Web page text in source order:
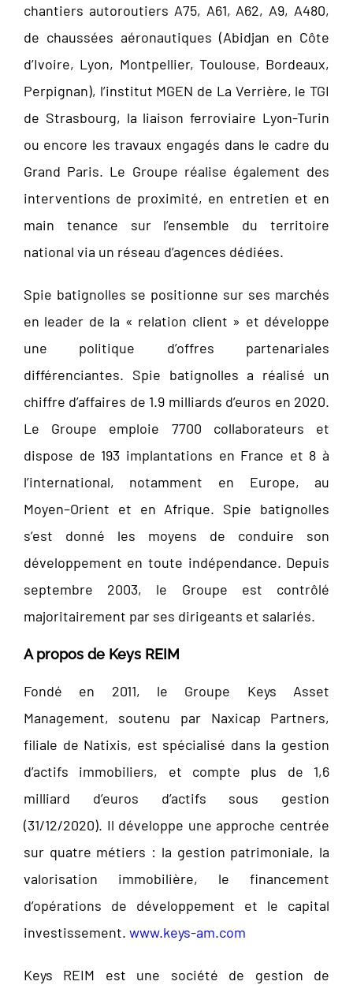
chantiers autoroutiers A75, A61, A62, A9, A480,
de chaussées aéronautiques (Abidjan en Côte
d’Ivoire, Lyon, Montpellier, Toulouse, Bordeaux,
Perpignan), l’institut MGEN de La Verrière, le TGI
de Strasbourg, la liaison ferroviaire Lyon-Turin
ou encore les travaux engagés dans le cadre du
Grand Paris. Le Groupe réalise également des
interventions de proximité, en entretien et en
main tenance sur l’ensemble du territoire
national via un réseau d’agences dédiées.
Spie batignolles se positionne sur ses marchés
en leader de la « relation client » et développe
une politique d’offres partenariales
différenciantes. Spie batignolles a réalisé un
chiffre d’affaires de 1.9 milliards d’euros en 2020.
Le Groupe emploie 7700 collaborateurs et
dispose de 193 implantations en France et 8 à
l’international, notamment en Europe, au
Moyen–Orient et en Afrique. Spie batignolles
s’est donné les moyens de conduire son
développement en toute indépendance. Depuis
septembre 2003, le Groupe est contrôlé
majoritairement par ses dirigeants et salariés.
A propos de Keys REIM
Fondé en 2011, le Groupe Keys Asset
Management, soutenu par Naxicap Partners,
filiale de Natixis, est spécialisé dans la gestion
d’actifs immobiliers, et compte plus de 1,6
milliard d’euros d’actifs sous gestion
(31/12/2020). Il développe une approche centrée
sur quatre métiers : la gestion patrimoniale, la
valorisation immobilière, le financement
d’opérations de développement et le capital
investissement. www.keys-am.com
Keys REIM est une société de gestion de